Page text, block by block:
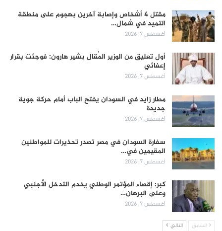
مقتل 4 أشخاص وإصابة آخرين بهجوم على منطقة
التميد في شمال…
أغسطس 7, 2026
أول تعليق من الوزير المُقال بشير هارون: فوجئت بقرار
إعفائي
أغسطس 7, 2026
مطار زايد في السودان يفتح الباب أمام حركة جوية
جديدة
أغسطس 7, 2026
سفارة السودان في مصر تصدر تحذيرات للمواطنين
المقيمين في…
أغسطس 7, 2026
كبر: إقصاء المؤتمر الوطني يخدم التدخل الأجنبي
وعلى البرهان…
أغسطس 7, 2026
السابق التالي